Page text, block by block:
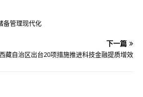
备管理现代化
下一篇
藏自治区出台20项措施推进科技金融提质增效